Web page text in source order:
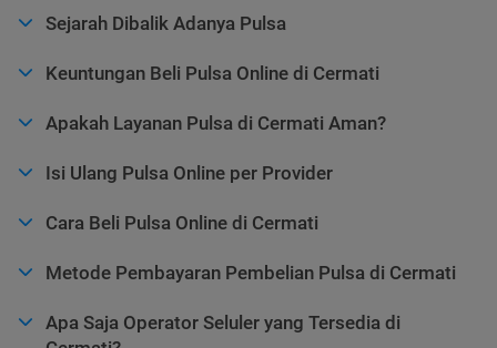
Sejarah Dibalik Adanya Pulsa
Keuntungan Beli Pulsa Online di Cermati
Apakah Layanan Pulsa di Cermati Aman?
Isi Ulang Pulsa Online per Provider
Cara Beli Pulsa Online di Cermati
Metode Pembayaran Pembelian Pulsa di Cermati
Apa Saja Operator Seluler yang Tersedia di